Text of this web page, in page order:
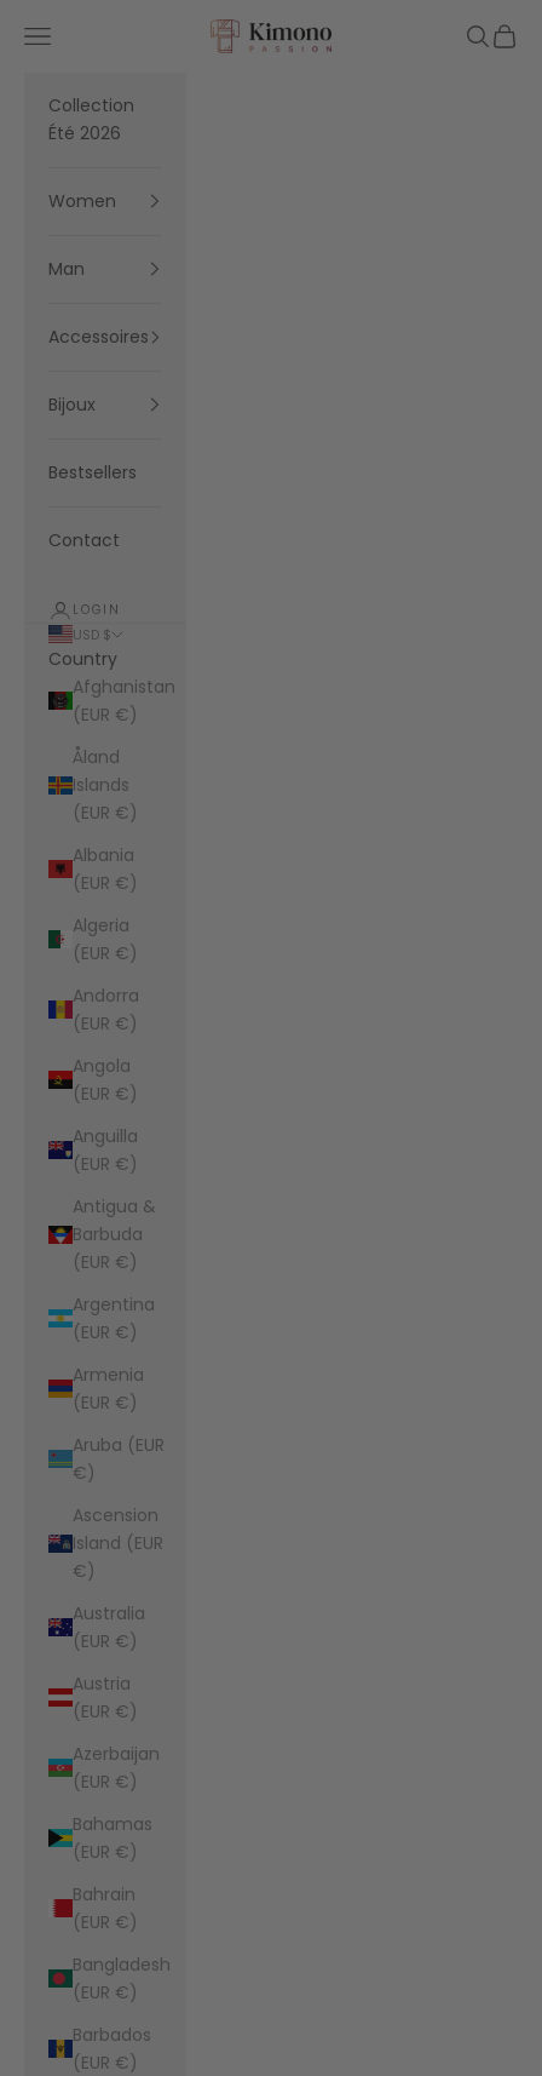
Kimono Passion
Navigation menu Search
Cart
Collection
Été 2026
Women
Man
Accessoires
Bijoux
Bestsellers
Contact
LOGIN
USD $
Country
Afghanistan
(EUR €)
Åland
Islands
(EUR €)
Albania
(EUR €)
Algeria
(EUR €)
Andorra
(EUR €)
Angola
(EUR €)
Anguilla
(EUR €)
Antigua &
Barbuda
(EUR €)
Argentina
(EUR €)
Armenia
(EUR €)
Aruba (EUR
€)
Ascension
Island (EUR
€)
Australia
(EUR €)
Austria
(EUR €)
Azerbaijan
(EUR €)
Bahamas
(EUR €)
Bahrain
(EUR €)
Bangladesh
(EUR €)
Barbados
(EUR €)